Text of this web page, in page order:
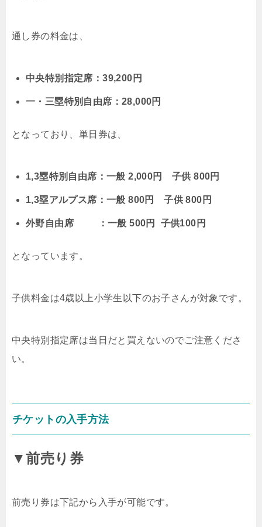
通し券の料金は、
中央特別指定席：39,200円
一・三塁特別自由席：28,000円
となっており、単日券は、
1,3塁特別自由席：一般 2,000円 子供 800円
1,3塁アルプス席：一般 800円 子供 800円
外野自由席 ：一般 500円 子供100円
となっています。
子供料金は4歳以上小学生以下のお子さんが対象です。
中央特別指定席は当日だと買えないのでご注意くださ
い。
チケットの入手方法
▼前売り券
前売り券は下記から入手が可能です。